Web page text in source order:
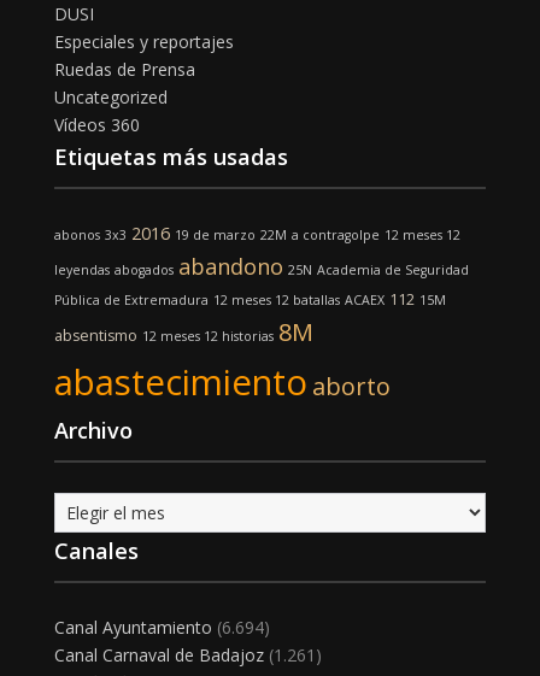
DUSI
Especiales y reportajes
Ruedas de Prensa
Uncategorized
Vídeos 360
Etiquetas más usadas
abonos 3x3 2016 19 de marzo 22M a contragolpe 12 meses 12
leyendas abogados abandono 25N Academia de Seguridad
Pública de Extremadura 12 meses 12 batallas ACAEX 112 15M
absentismo 12 meses 12 historias 8M
abastecimiento aborto
Archivo
Archivo
Canales
Canal Ayuntamiento (6.694)
Canal Carnaval de Badajoz(1.261)